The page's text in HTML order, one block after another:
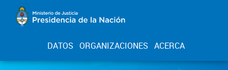
DATOS ORGANIZACIONES ACERCA